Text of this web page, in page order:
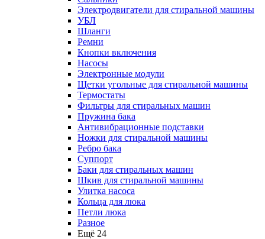
Электродвигатели для стиральной машины
УБЛ
Шланги
Ремни
Кнопки включения
Насосы
Электронные модули
Щетки угольные для стиральной машины
Термостаты
Фильтры для стиральных машин
Пружина бака
Антивибрационные подставки
Ножки для стиральной машины
Ребро бака
Суппорт
Баки для стиральных машин
Шкив для стиральной машины
Улитка насоса
Кольца для люка
Петли люка
Разное
Ещё 24